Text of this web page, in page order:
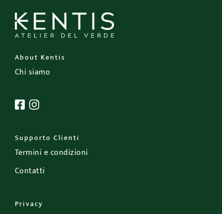
About Kentis
Chi siamo
Supporto Clienti
Termini e condizioni
Contatti
Privacy